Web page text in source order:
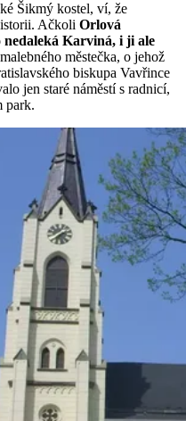
Šikmý kostel, ví, že
Ačkoli Orlová
nedaleká Karviná, i ji ale
městečka, o jehož
biskupa Vavřince
jen staré náměstí s radnicí,
park.